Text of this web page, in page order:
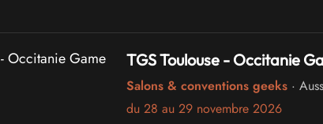
TGS Toulouse - Occitanie
Salons & conventions geeks·
du 28 au 29 novembre 2026